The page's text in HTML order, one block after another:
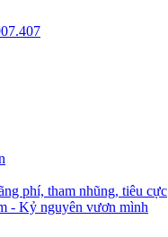
phí, tham nhũng, tiêu cực
- Kỷ nguyên vươn mình